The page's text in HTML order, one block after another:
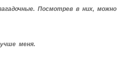
Посмотрев в них, можно
меня.